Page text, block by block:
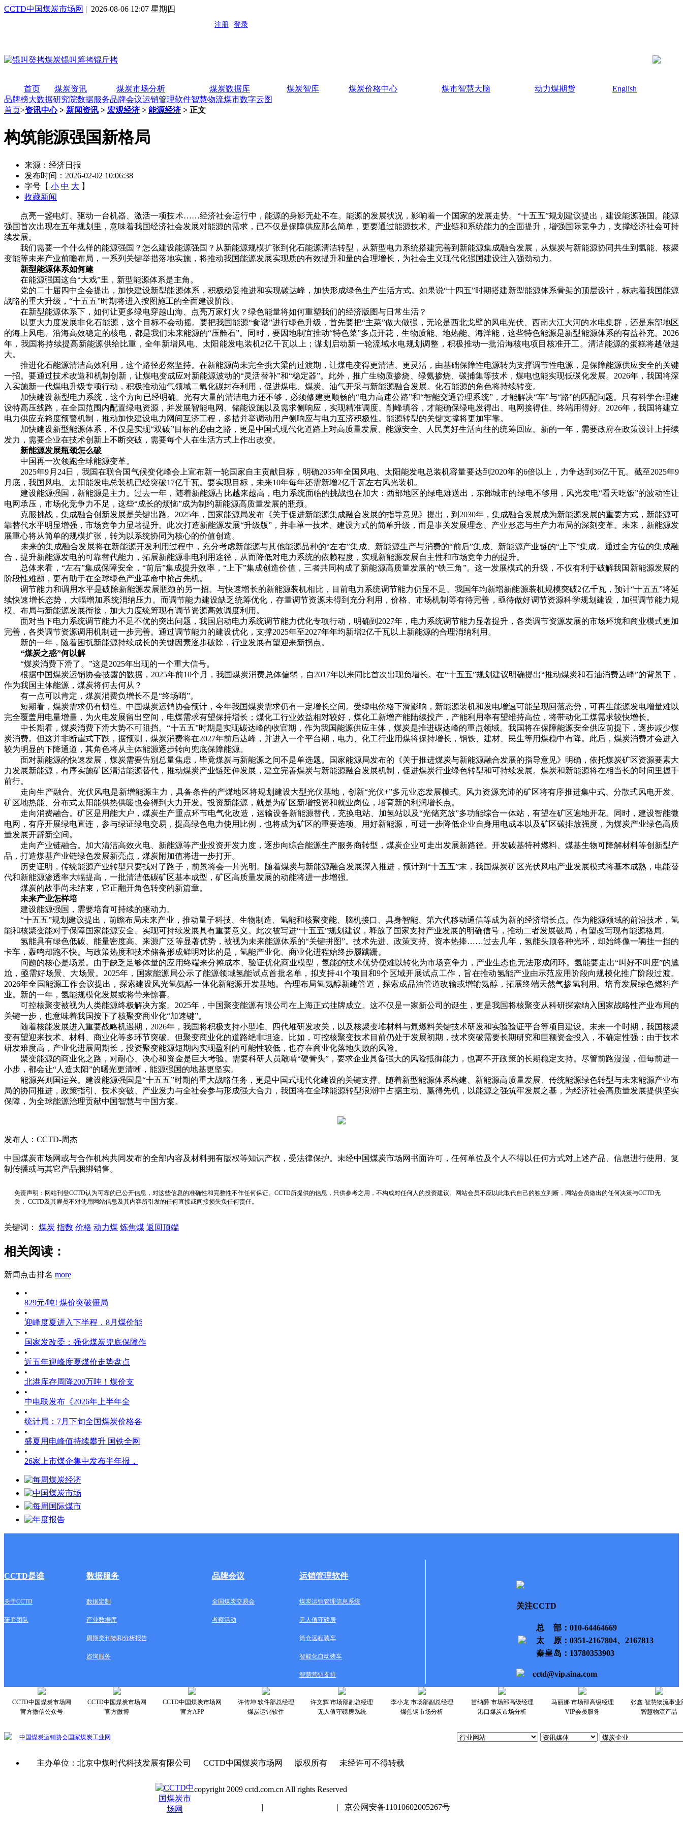
CCTD中国煤炭市场网 | 2026-08-06 12:07 星期四
首页 煤炭资讯 煤炭市场分析 煤炭数据库 煤炭智库 煤炭价格中心 煤市智慧大脑 动力煤期货
English
品牌榜大数据研究院数据服务品牌会议运销管理软件智慧物流煤市数字云图
首页>资讯中心> 新闻资讯 > 宏观经济> 能源经济> 正文
构筑能源强国新格局
来源：经济日报
发布时间：2026-02-02 10:06:38
字号【 小 中 大 】
收藏新闻
点亮一盏电灯、驱动一台机器、激活一项技术……经济社会运行中，能源的身影无处不在。能源的发展状况，影响着一个国家的发展走势。“十五五”规划建议提出，建设能源强国。能源
强国首次出现在五年规划里，意味着我国经济社会发展对能源的需求，已不仅是保障供应那么简单，更要通过能源技术、产业链和系统能力的全面提升，增强国际竞争力，支撑经济社会可持
续发展。
我们需要一个什么样的能源强国？怎么建设能源强国？从新能源规模扩张到化石能源清洁转型，从新型电力系统搭建完善到新能源集成融合发展，从煤炭与新能源协同共生到氢能、核聚
变能等未来产业前瞻布局，一系列关键举措落地实施，将推动我国能源发展实现质的有效提升和量的合理增长，为社会主义现代化强国建设注入强劲动力。
新型能源体系如何建
在能源强国这台“大戏”里，新型能源体系是主角。
党的二十届四中全会提出，加快建设新型能源体系，积极稳妥推进和实现碳达峰，加快形成绿色生产生活方式。如果说“十四五”时期搭建新型能源体系骨架的顶层设计，标志着我国能源
战略的重大升级，“十五五”时期将进入按图施工的全面建设阶段。
在新型能源体系下，如何让更多绿电穿越山海、点亮万家灯火？绿色能量将如何重塑我们的经济版图与日常生活？
以更大力度发展非化石能源，这个目标不会动摇。要把我国能源“食谱”进行绿色升级，首先要把“主菜”做大做强，无论是西北戈壁的风电光伏、西南大江大河的水电集群，还是东部地区
的海上风电、沿海高效稳定的核电，都是我们未来能源的“压舱石”。同时，要因地制宜推动“特色菜”多点开花，生物质能、地热能、海洋能，这些特色能源是新型能源体系的有益补充。2026
年，我国将持续提高新能源供给比重，全年新增风电、太阳能发电装机2亿千瓦以上；谋划启动新一轮流域水电规划调整，积极推动一批沿海核电项目核准开工。清洁能源的蛋糕将越做越
大。
推进化石能源清洁高效利用，这个路径必然坚持。在新能源尚未完全挑大梁的过渡期，让煤电变得更清洁、更灵活，由基础保障性电源转为支撑调节性电源，是保障能源供应安全的关键
一招。要通过技术改造和机制创新，让煤电变成应对新能源波动的“灵活替补”和“稳定器”。此外，推广生物质掺烧、绿氨掺烧、碳捕集等技术，煤电也能实现低碳化发展。2026年，我国将深
入实施新一代煤电升级专项行动，积极推动油气领域二氧化碳封存利用，促进煤电、煤炭、油气开采与新能源融合发展。化石能源的角色将持续转变。
加快建设新型电力系统，这个方向已经明确。光有大量的清洁电力还不够，必须修建更顺畅的“电力高速公路”和“智能交通管理系统”，才能解决“车”与“路”的匹配问题。只有科学合理建
设特高压线路，在全国范围内配置绿电资源，并发展智能电网、储能设施以及需求侧响应，实现精准调度、削峰填谷，才能确保绿电发得出、电网接得住、终端用得好。2026年，我国将建立
电力供应充裕度预警机制，推动加快建设电力网间互济工程，多措并举调动用户侧响应与电力互济积极性。能源转型的关键支撑将更加牢靠。
加快建设新型能源体系，不仅是实现“双碳”目标的必由之路，更是中国式现代化道路上对高质量发展、能源安全、人民美好生活向往的统筹回应。新的一年，需要政府在政策设计上持续
发力，需要企业在技术创新上不断突破，需要每个人在生活方式上作出改变。
新能源发展瓶颈怎么破
中国再一次领跑全球能源变革。
2025年9月24日，我国在联合国气候变化峰会上宣布新一轮国家自主贡献目标，明确2035年全国风电、太阳能发电总装机容量要达到2020年的6倍以上，力争达到36亿千瓦。截至2025年9
月底，我国风电、太阳能发电总装机已经突破17亿千瓦。要实现目标，未来10年每年还需新增2亿千瓦左右风光装机。
建设能源强国，新能源是主力。过去一年，随着新能源占比越来越高，电力系统面临的挑战也在加大：西部地区的绿电难送出，东部城市的绿电不够用，风光发电“看天吃饭”的波动性让
电网承压，市场化竞争力不足，这些“成长的烦恼”成为制约新能源高质量发展的瓶颈。
克服挑战，集成融合创新发展是关键出路。2025年，国家能源局发布《关于促进新能源集成融合发展的指导意见》提出，到2030年，集成融合发展成为新能源发展的重要方式，新能源可
靠替代水平明显增强，市场竞争力显著提升。此次打造新能源发展“升级版”，并非单一技术、建设方式的简单升级，而是事关发展理念、产业形态与生产力布局的深刻变革。未来，新能源发
展重心将从简单的规模扩张，转为以系统协同为核心的价值创造。
未来的集成融合发展将在新能源开发利用过程中，充分考虑新能源与其他能源品种的“左右”集成、新能源生产与消费的“前后”集成、新能源产业链的“上下”集成。通过全方位的集成融
合，提升新能源发电的可靠替代能力，拓展新能源非电利用途径，从而降低对电力系统的依赖程度，实现新能源发展自主性和市场竞争力的提升。
总体来看，“左右”集成保障安全，“前后”集成提升效率，“上下”集成创造价值，三者共同构成了新能源高质量发展的“铁三角”。这一发展模式的升级，不仅有利于破解我国新能源发展的
阶段性难题，更有助于在全球绿色产业革命中抢占先机。
调节能力和调用水平是破除新能源发展瓶颈的另一招。与快速增长的新能源装机相比，目前电力系统调节能力仍显不足。我国年均新增新能源装机规模突破2亿千瓦，预计“十五五”将延
续快速增长态势，大幅增加系统消纳压力。而调节能力建设缺乏统筹优化，存量调节资源未得到充分利用，价格、市场机制等有待完善，亟待做好调节资源科学规划建设，加强调节能力规
模、布局与新能源发展衔接，加大力度统筹现有调节资源高效调度利用。
面对当下电力系统调节能力不足不优的突出问题，我国启动电力系统调节能力优化专项行动，明确到2027年，电力系统调节能力显著提升，各类调节资源发展的市场环境和商业模式更加
完善，各类调节资源调用机制进一步完善。通过调节能力的建设优化，支撑2025年至2027年年均新增2亿千瓦以上新能源的合理消纳利用。
新的一年，随着困扰新能源持续成长的关键因素逐步破除，行业发展有望迎来新拐点。
“煤炭之惑”何以解
“煤炭消费下滑了。”这是2025年出现的一个重大信号。
根据中国煤炭运销协会披露的数据，2025年前10个月，我国煤炭消费总体偏弱，自2017年以来同比首次出现负增长。在“十五五”规划建议明确提出“推动煤炭和石油消费达峰”的背景下，
作为我国主体能源，煤炭将何去何从？
有一点可以肯定，煤炭消费负增长不是“终场哨”。
短期看，煤炭需求仍有韧性。中国煤炭运销协会预计，今年我国煤炭需求仍有一定增长空间。受绿电价格下滑影响，新能源装机和发电增速可能呈现回落态势，可再生能源发电增量难以
完全覆盖用电量增量，为火电发展留出空间，电煤需求有望保持增长；煤化工行业效益相对较好，煤化工新增产能陆续投产，产能利用率有望维持高位，将带动化工煤需求较快增长。
中长期看，煤炭消费下滑大势不可阻挡。“十五五”时期是实现碳达峰的收官期，作为我国能源供应主体，煤炭是推进碳达峰的重点领域。我国将在保障能源安全供应前提下，逐步减少煤
炭消费。但这并非断崖式下跌，据预测，煤炭消费将在2027年前后达峰，并进入一个平台期，电力、化工行业用煤将保持增长，钢铁、建材、民生等用煤稳中有降。此后，煤炭消费才会进入
较为明显的下降通道，其角色将从主体能源逐步转向兜底保障能源。
面对新能源的快速发展，煤炭需要告别总量焦虑，毕竟煤炭与新能源之间不是单选题。国家能源局发布的《关于推进煤炭与新能源融合发展的指导意见》明确，依托煤炭矿区资源要素大
力发展新能源，有序实施矿区清洁能源替代，推动煤炭产业链延伸发展，建立完善煤炭与新能源融合发展机制，促进煤炭行业绿色转型和可持续发展。煤炭和新能源将在相当长的时间里握手
前行。
走向生产融合。光伏风电是新增能源主力，具备条件的产煤地区将规划建设大型光伏基地，创新“光伏+”多元业态发展模式。风力资源充沛的矿区将有序推进集中式、分散式风电开发。
矿区地热能、分布式太阳能供热供暖也会得到大力开发。投资新能源，就是为矿区新增投资和就业岗位，培育新的利润增长点。
走向消费融合。矿区是用能大户，煤炭生产重点环节电气化改造，运输设备新能源替代，充换电站、加氢站以及“光储充放”多功能综合一体站，有望在矿区遍地开花。同时，建设智能微
电网，有序开展绿电直连，参与绿证绿电交易，提高绿色电力使用比例，也将成为矿区的重要选项。用好新能源，可进一步降低企业自身用电成本以及矿区碳排放强度，为煤炭产业绿色高质
量发展开辟新空间。
走向产业链融合。加大清洁高效火电、新能源等产业投资开发力度，逐步向综合能源生产服务商转型，煤炭企业可走出发展新路径。开发碳基特种燃料、煤基生物可降解材料等创新型产
品，打造煤基产业链绿色发展新亮点，煤炭附加值将进一步打开。
历史证明，传统能源产业转型只要找对了路子，前景将会一片光明。随着煤炭与新能源融合发展深入推进，预计到“十五五”末，我国煤炭矿区光伏风电产业发展模式将基本成熟，电能替
代和新能源渗透率大幅提高，一批清洁低碳矿区基本成型，矿区高质量发展的动能将进一步增强。
煤炭的故事尚未结束，它正翻开角色转变的新篇章。
未来产业怎样培
建设能源强国，需要培育可持续的驱动力。
“十五五”规划建议提出，前瞻布局未来产业，推动量子科技、生物制造、氢能和核聚变能、脑机接口、具身智能、第六代移动通信等成为新的经济增长点。作为能源领域的前沿技术，氢
能和核聚变能对于保障国家能源安全、实现可持续发展具有重要意义。此次被写进“十五五”规划建议，释放了国家支持产业发展的明确信号，推动二者发展破局，有望改写现有能源格局。
氢能具有绿色低碳、能量密度高、来源广泛等显著优势，被视为未来能源体系的“关键拼图”。技术先进、政策支持、资本热捧……过去几年，氢能头顶各种光环，却始终像一辆挂一挡的
卡车，轰鸣却跑不快。与政策热度和技术储备形成鲜明对比的是，氢能产业化、商业化进程始终步履蹒跚。
问题的核心是场景。由于缺乏足够体量的应用终端来分摊成本、验证优化商业模型，氢能的技术优势便难以转化为市场竞争力，产业生态也无法形成闭环。氢能要走出“叫好不叫座”的尴
尬，亟需好场景、大场景。2025年，国家能源局公示了能源领域氢能试点首批名单，拟支持41个项目和9个区域开展试点工作，旨在推动氢能产业由示范应用阶段向规模化推广阶段过渡。
2026年全国能源工作会议提出，探索建设风光氢氨醇一体化新能源开发基地。合理布局氢氨醇新建管道，探索成品油管道改输或增输氨醇，拓展终端天然气掺氢利用。培育发展绿色燃料产
业。新的一年，氢能规模化发展或将带来惊喜。
可控核聚变被视为人类能源终极解决方案。2025年，中国聚变能源有限公司在上海正式挂牌成立。这不仅是一家新公司的诞生，更是我国将核聚变从科研探索纳入国家战略性产业布局的
关键一步，也意味着我国按下了核聚变商业化“加速键”。
随着核能发展进入重要战略机遇期，2026年，我国将积极支持小型堆、四代堆研发攻关，以及核聚变堆材料与氚燃料关键技术研发和实验验证平台等项目建设。未来一个时期，我国核聚
变有望迎来技术、材料、商业化等多环节突破。但聚变商业化的道路绝非坦途。比如，可控核聚变技术目前仍处于发展初期，技术突破需要长期研究和巨额资金投入，不确定性强；由于技术
研发难度高，产业化进展周期长，投资聚变能源短期内实现盈利的可能性较低，也存在商业化落地失败的风险。
聚变能源的商业化之路，对耐心、决心和资金是巨大考验。需要科研人员敢啃“硬骨头”，要求企业具备强大的风险抵御能力，也离不开政策的长期稳定支持。尽管前路漫漫，但每前进一
小步，都会让“人造太阳”的曙光更清晰，能源强国的地基更坚实。
能源兴则国运兴。建设能源强国是“十五五”时期的重大战略任务，更是中国式现代化建设的关键支撑。随着新型能源体系构建、新能源高质量发展、传统能源绿色转型与未来能源产业布
局的协同推进，政策指引、技术突破、产业发力与全社会参与形成强大合力，我国将在全球能源转型浪潮中占据主动、赢得先机，以能源之强筑牢发展之基，为经济社会高质量发展提供坚实
保障，为全球能源治理贡献中国智慧与中国方案。
发布人：CCTD-周杰
中国煤炭市场网或与合作机构共同发布的全部内容及材料拥有版权等知识产权，受法律保护。未经中国煤炭市场网书面许可，任何单位及个人不得以任何方式对上述产品、信息进行使用、复
制传播或与其它产品捆绑销售。
免责声明：网站刊登CCTD认为可靠的已公开信息，对这些信息的准确性和完整性不作任何保证。CCTD所提供的信息，只供参考之用，不构成对任何人的投资建议。网站会员不应以此取代自己的独立判断，网站会员做出的任何决策与CCTD无
关， CCTD及其雇员不对使用网站信息及其内容所引发的任何直接或间接损失负任何责任。
关键词： 煤炭 指数 价格 动力煤 炼焦煤 返回顶端
相关阅读：
新闻点击排名 more
•
829元/吨! 煤价突破僵局
•
迎峰度夏进入下半程，8月煤价能
•
国家发改委：强化煤炭兜底保障作
•
近五年迎峰度夏煤价走势盘点
•
北港库存周降200万吨！煤价支
•
中电联发布《2026年上半年全
•
统计局：7月下旬全国煤炭价格各
•
盛夏用电峰值持续攀升 国铁全网
•
26家上市煤企集中发布半年报，
CCTD是谁 数据服务 品牌会议 运销管理软件
关于CCTD 数据定制 全国煤炭交易会 煤炭运销管理信息系统
研究团队 产业数据库 考察活动 无人值守磅房
周期类刊物和分析报告 筒仓远程装车
咨询服务 智能化自动装车
智慧营销支持
关注CCTD
总部 ：010-64464669
太原 ：0351-2167804、2167813
秦皇岛 ：13780353903
cctd@vip.sina.com
CCTD中国煤炭市场网
官方微信公众号
CCTD中国煤炭市场网
官方微博
CCTD中国煤炭市场网
官方APP
许传坤 软件部总经理
煤炭运销软件
许文辉 市场部副总经理
无人值守磅房系统
李小龙 市场部副总经理
煤焦钢市场分析
苗纳爵 市场部高级经理
港口煤炭市场分析
马丽娜 市场部高级经理
VIP会员服务
张鑫 智慧物流事业
智慧物流产品
中国煤炭运销协会国家煤炭工业网
主办单位：北京中煤时代科技发展有限公司 CCTD中国煤炭市场网 版权所有 未经许可不得转载
copyright 2009 cctd.com.cn All rights Reserved
| | 京公网安备11010602005267号